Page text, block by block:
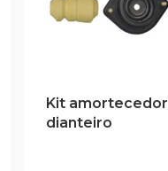
Kit amortecedor
dianteiro